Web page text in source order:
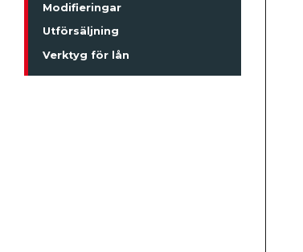
Modifieringar
Utförsäljning
Verktyg för lån